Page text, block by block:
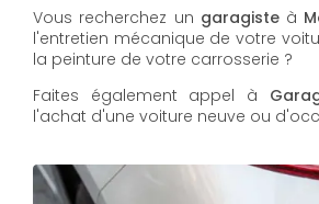
Vous recherchez un garagisteà
l'entretien mécanique de votre
la peinture de votre carrosserie ?
Faites également appel à
l'achat d'une voiture neuve ou